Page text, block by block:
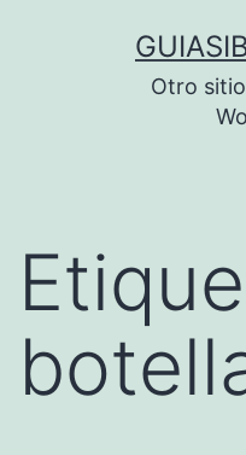
Otro